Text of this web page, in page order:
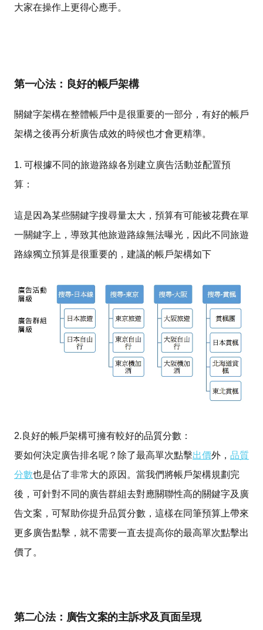
大家在操作上更得心應手。
第一心法：良好的帳戶架構
關鍵字架構在整體帳戶中是很重要的一部分，有好的帳戶
架構之後再分析廣告成效的時候也才會更精準。
1. 可根據不同的旅遊路線各別建立廣告活動並配置預
算：
這是因為某些關鍵字搜尋量太大，預算有可能被花費在單
一關鍵字上，導致其他旅遊路線無法曝光，因此不同旅遊
路線獨立預算是很重要的，建議的帳戶架構如下
2.良好的帳戶架構可擁有較好的品質分數：
要如何決定廣告排名呢？除了最高單次點擊出價外， 品質
分數也是佔了非常大的原因。當我們將帳戶架構規劃完
後，可針對不同的廣告群組去對應關聯性高的關鍵字及廣
告文案，可幫助你提升品質分數，這樣在同筆預算上帶來
更多廣告點擊，就不需要一直去提高你的最高單次點擊出
價了。
第二心法：廣告文案的主訴求及頁面呈現